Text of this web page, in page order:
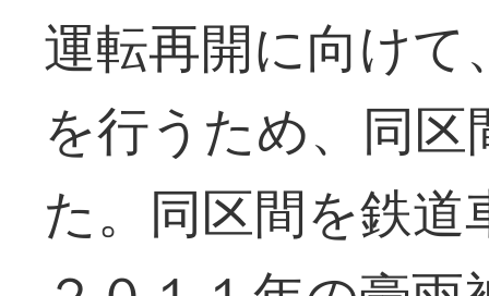
運転再開に向け
を行うため、同
た。同区間を鉄